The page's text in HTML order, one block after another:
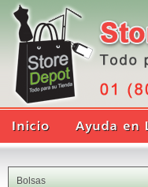
Bolsas